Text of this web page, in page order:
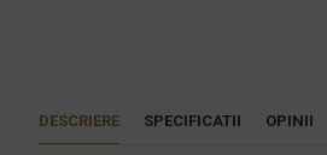
DESCRIERE SPECIFICATII OPINII